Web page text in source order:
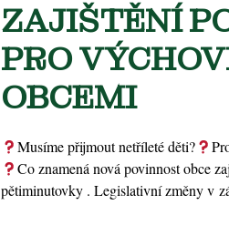
ZAJIŠTĚNÍ
PRO
OBCEMI
Musíme přijmout netříleté děti?
Co znamená nová povinnost obce
pětiminutovky . Legislativní změny v